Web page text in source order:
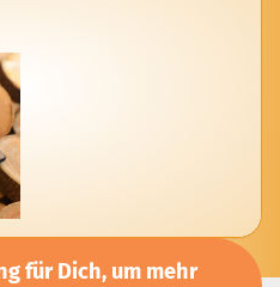
für Dich, um mehr